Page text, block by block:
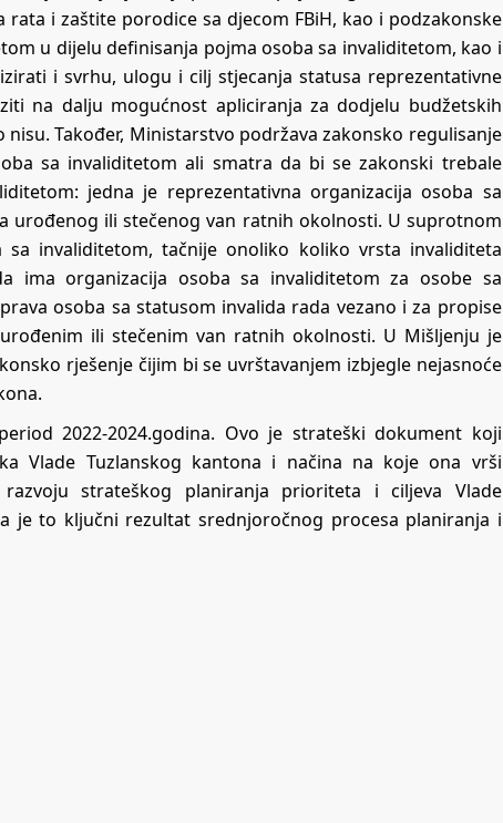
i zaštite porodice sa djecom FBiH, kao i podzakonske
u dijelu definisanja pojma osoba sa invaliditetom, kao i
i svrhu, ulogu i cilj stjecanja statusa reprezentativne
na dalju mogućnost apliciranja za dodjelu budžetskih
Također, Ministarstvo podržava zakonsko regulisanje
sa invaliditetom ali smatra da bi se zakonski trebale
jedna je reprezentativna organizacija osoba sa
urođenog ili stečenog van ratnih okolnosti. U suprotnom
invaliditetom, tačnije onoliko koliko vrsta invaliditeta
ima organizacija osoba sa invaliditetom za osobe sa
osoba sa statusom invalida rada vezano i za propise
ili stečenim van ratnih okolnosti. U Mišljenju je
rješenje čijim bi se uvrštavanjem izbjegle nejasnoće
2022-2024.godina. Ovo je strateški dokument koji
Vlade Tuzlanskog kantona i načina na koje ona vrši
strateškog planiranja prioriteta i ciljeva Vlade
je to ključni rezultat srednjoročnog procesa planiranja i